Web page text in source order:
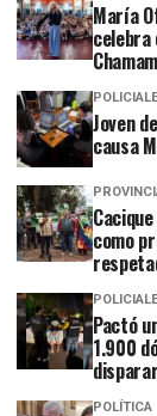
María
celebra
Joven
causa
como
Pactó
1.900
POLÍTICA